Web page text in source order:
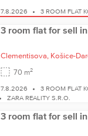
7.8.2026 3 ROOM FLAT
3 room flat for sell
Clementisova, Košice-
70 m2
7.8.2026
3 ROOM FLAT
ZARA REALITY S.R.O.
3 room flat for sell